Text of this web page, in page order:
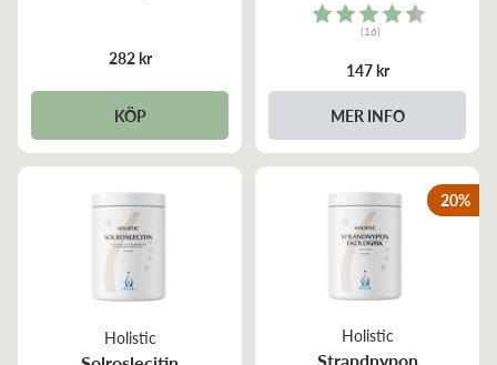
282 kr
KÖP
Rating:
(16)
147 kr
MER INFO
Holistic Holistic
Strandnypon
20%